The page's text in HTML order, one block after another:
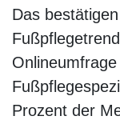
Das
Prozent der